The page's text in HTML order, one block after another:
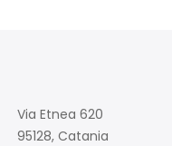
Via Etnea 620
95128, Catania